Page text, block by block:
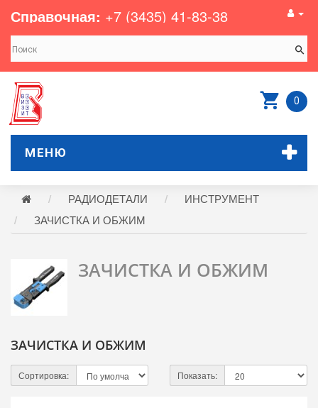
Справочная: +7 (3435) 41-83-38
0
МЕНЮ
РАДИОДЕТАЛИ
ИНСТРУМЕНТ
ЗАЧИСТКА И ОБЖИМ
ЗАЧИСТКА И ОБЖИМ
ЗАЧИСТКА И ОБЖИМ
Сортировка: Показать: